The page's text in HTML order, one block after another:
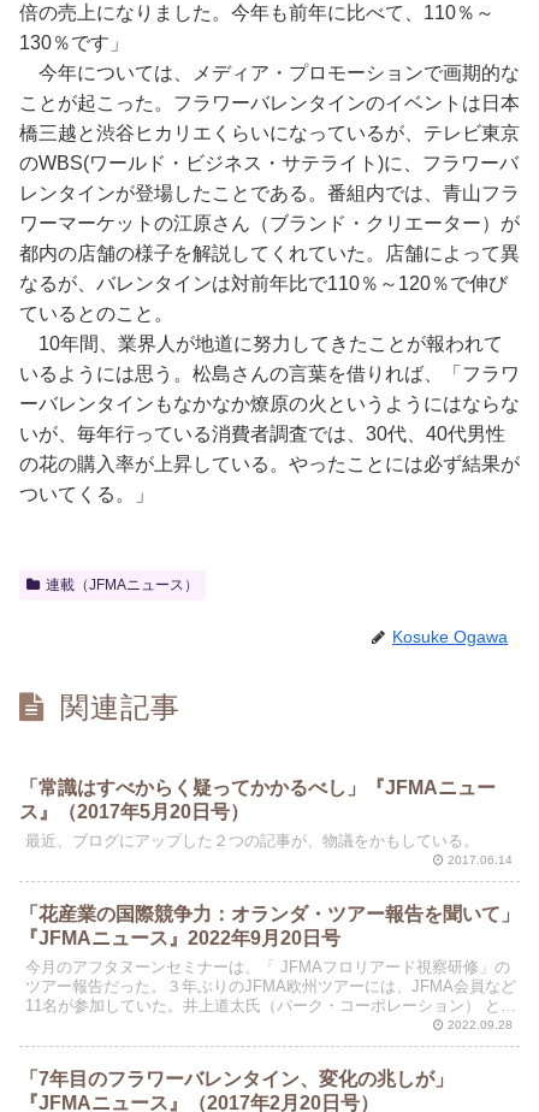
倍の売上になりました。今年も前年に比べて、110％～
130％です」
今年については、メディア・プロモーションで画期的な
ことが起こった。フラワーバレンタインのイベントは日本
橋三越と渋谷ヒカリエくらいになっているが、テレビ東京
のWBS(ワールド・ビジネス・サテライト)に、フラワーバ
レンタインが登場したことである。番組内では、青山フラ
ワーマーケットの江原さん（ブランド・クリエーター）が
都内の店舗の様子を解説してくれていた。店舗によって異
なるが、バレンタインは対前年比で110％～120％で伸び
ているとのこと。
10年間、業界人が地道に努力してきたことが報われて
いるようには思う。松島さんの言葉を借りれば、「フラワ
ーバレンタインもなかなか燎原の火というようにはならな
いが、毎年行っている消費者調査では、30代、40代男性
の花の購入率が上昇している。やったことには必ず結果が
ついてくる。」
連載（JFMAニュース）
Kosuke Ogawa
関連記事
「常識はすべからく疑ってかかるべし」『JFMAニュー
ス』（2017年5月20日号）
最近、ブログにアップした２つの記事が、物議をかもしている。
2017.06.14
「花産業の国際競争力：オランダ・ツアー報告を聞いて」
『JFMAニュース』2022年9月20日号
今月のアフタヌーンセミナーは、「 JFMAフロリアード視察研修」の
ツアー報告だった。３年ぶりのJFMA欧州ツアーには、JFMA会員など
11名が参加していた。井上道太氏（パーク・コーポレーション） と
2022.09.28
「7年目のフラワーバレンタイン、変化の兆しが」
『JFMAニュース』（2017年2月20日号）